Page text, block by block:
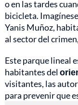
o en las tardes
bicicleta.
Yanis Muñoz,
al sector del
Este parque lineal
habitantes del
visitantes, las
para prevenir que